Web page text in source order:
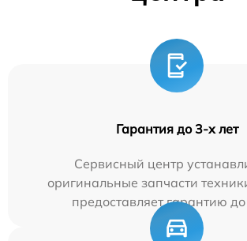
Гарантия до 3-х лет
Сервисный центр
оригинальные запчасти
предоставляет гарантию до